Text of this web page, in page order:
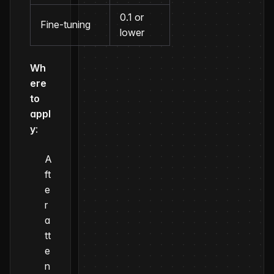
Fine-tuning
0.1 or
lower
Wh
ere
to
appl
y:
A
ft
e
r
a
tt
e
n